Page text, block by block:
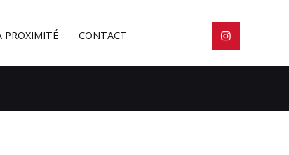
PROXIMITÉ CONTACT